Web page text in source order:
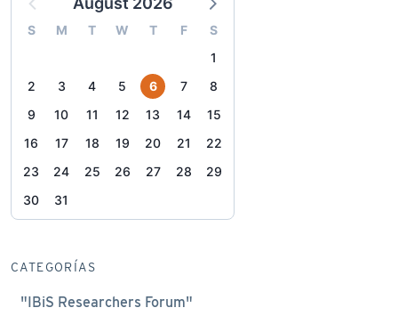
S M T W T F
S
1
2
3 4 5 6 7
8
9
10 11 12 13 14
15
16
17 18 19 20 21
22
23
24 25 26 27 28
29
30
31
CATEGORÍAS
"IBiS Researchers Forum"